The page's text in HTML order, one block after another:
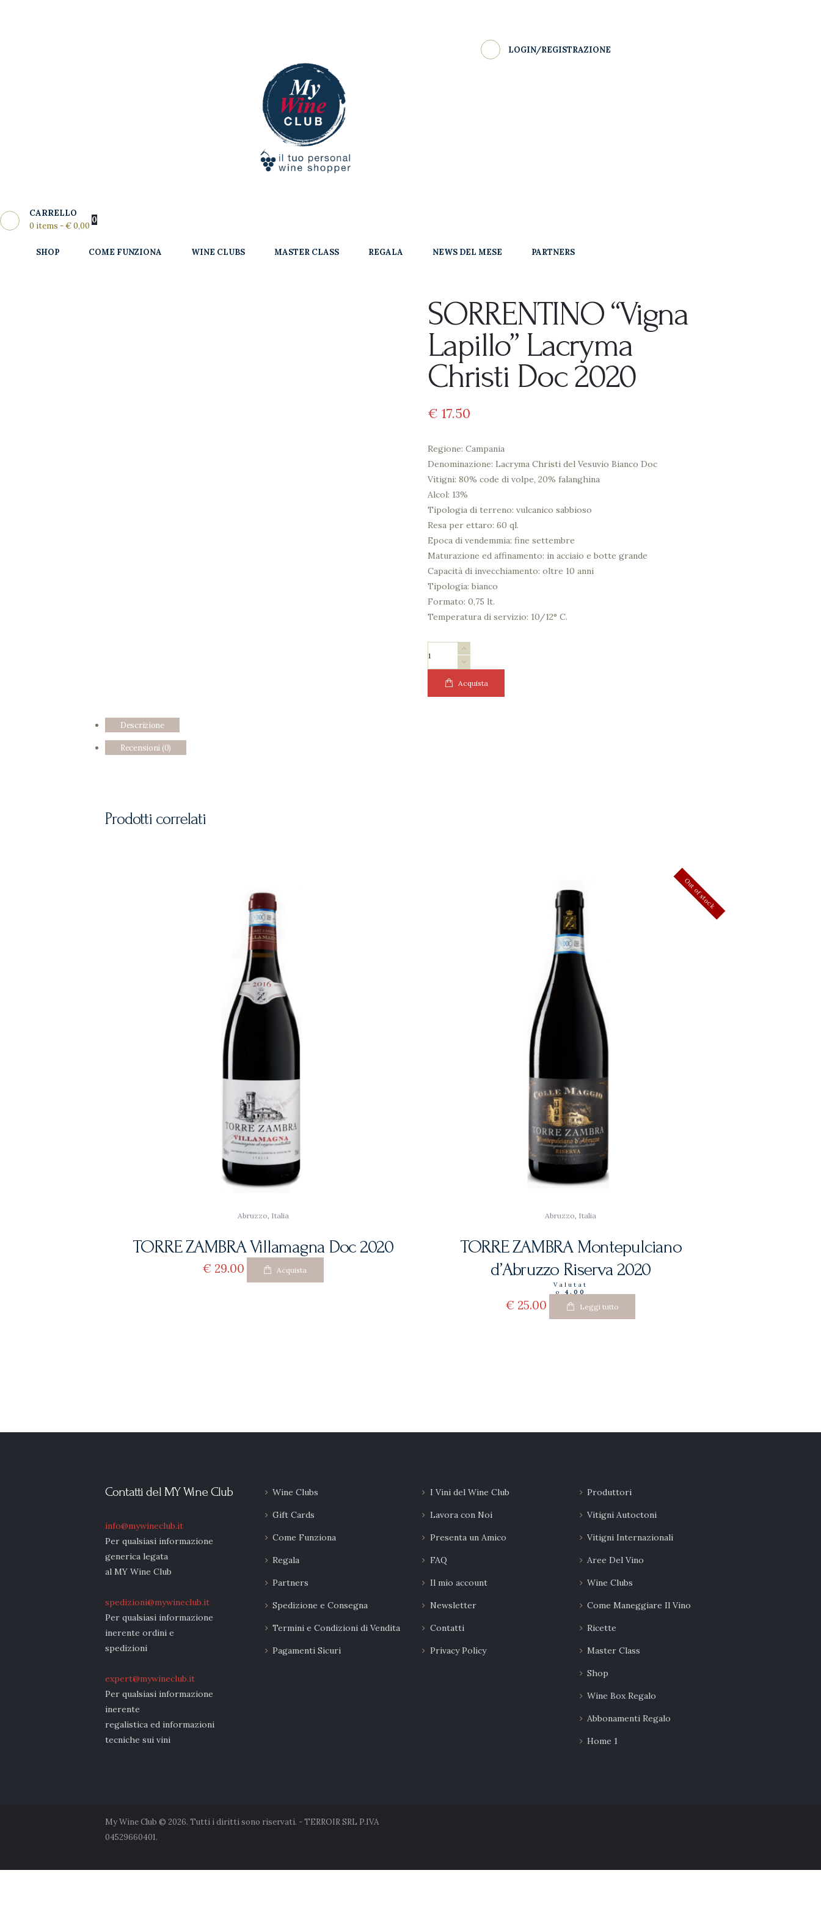
LOGIN/REGISTRAZIONE
CARRELLO
0 items -€ 0,00
0
SHOP COME FUNZIONA WINE CLUBS MASTER CLASS REGALA NEWS DEL MESE PARTNERS
Mese
Partners
SORRENTINO “Vigna
Lapillo” Lacryma
Christi Doc 2020
€ 17 50
Regione: Campania
Denominazione: Lacryma Christi del Vesuvio Bianco Doc
Vitigni: 80% code di volpe, 20% falanghina
Alcol: 13%
Tipologia di terreno: vulcanico sabbioso
Resa per ettaro: 60 ql.
Epoca di vendemmia: fine settembre
Maturazione ed affinamento: in acciaio e botte grande
Capacità di invecchiamento: oltre 10 anni
Tipologia: bianco
Formato: 0,75 lt.
Temperatura di servizio: 10/12° C.
SORRENTINO
Lapillo"
Lacryma
Acquista
Descrizione
Recensioni (0)
Prodotti correlati
Abruzzo Italia
TORRE ZAMBRA Villamagna Doc 2020
€ 29 00 Acquista
Out of stock
Abruzzo Italia
TORRE ZAMBRA Montepulciano
d’Abruzzo Riserva 2020
Valutat
o4.00
€ 25 00 Leggi tutto
Contatti del MY Wine Club
info@mywineclub.it
Per qualsiasi informazione
generica legata
al MY Wine Club
spedizioni@mywineclub.it
Per qualsiasi informazione
inerente ordini e
spedizioni
expert@mywineclub.it
Per qualsiasi informazione
inerente
regalistica ed informazioni
tecniche sui vini
Wine Clubs
Gift Cards
Come Funziona
Regala
Partners
Spedizione e Consegna
Termini e Condizioni di Vendita
Pagamenti Sicuri
I Vini del Wine Club
Lavora con Noi
Presenta un Amico
FAQ
Il mio account
Newsletter
Contatti
Privacy Policy
Produttori
Vitigni Autoctoni
Vitigni Internazionali
Aree Del Vino
Wine Clubs
Come Maneggiare Il Vino
Ricette
Master Class
Shop
Wine Box Regalo
Abbonamenti Regalo
Home 1
My Wine Club © 2026. Tutti i diritti sono riservati. - TERROIR SRL P.IVA
04529660401.